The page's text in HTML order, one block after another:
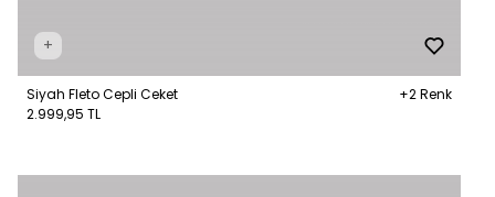
+
Siyah Fleto Cepli Ceket
+2 Renk
2.999,95 TL